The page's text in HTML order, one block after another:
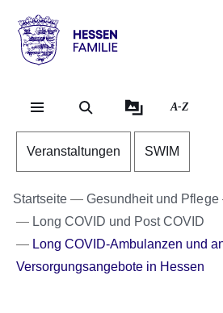
Hessen
Familie
A-Z
Veranstaltungen SWIM
Startseite Gesundheit und Pflege
Long COVID und Post COVID
Long COVID-Ambulanzen und
Versorgungsangebote in Hessen